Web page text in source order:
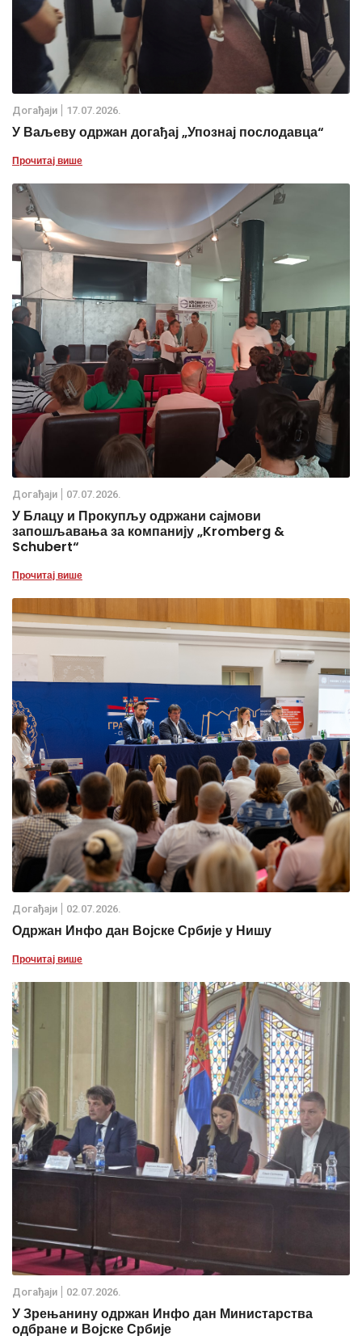
Дoгађаjи 17.07.2026.
У Ваљеву одржан догађај „Упознај послодавца“
Прочитај више
Дoгађаjи 07.07.2026.
У Блацу и Прокупљу одржани сајмови
запошљавања за компанију „Kromberg &
Schubert“
Прочитај више
Дoгађаjи 02.07.2026.
Одржан Инфо дан Војске Србије у Нишу
Прочитај више
Дoгађаjи 02.07.2026.
У Зрењанину одржан Инфо дан Министарства
одбране и Војске Србије